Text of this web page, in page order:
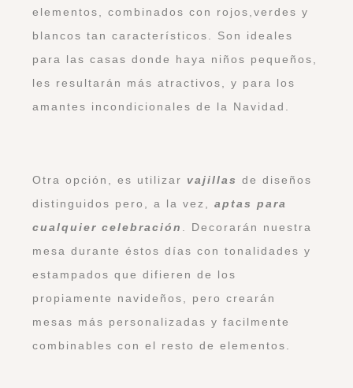
elementos, combinados con rojos,verdes y
blancos tan característicos. Son ideales
para las casas donde haya niños pequeños,
les resultarán más atractivos, y para los
amantes incondicionales de la Navidad.
Otra opción, es utilizar vajillas de diseños
distinguidos pero, a la vez, aptas para
cualquier celebración
. Decorarán nuestra
mesa durante éstos días con tonalidades y
estampados que difieren de los
propiamente navideños, pero crearán
mesas más personalizadas y facilmente
combinables con el resto de elementos.